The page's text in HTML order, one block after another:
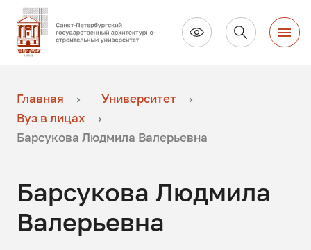
Главная
Университет
Вуз в лицах
Барсукова Людмила Валерьевна
Барсукова Людмила
Валерьевна